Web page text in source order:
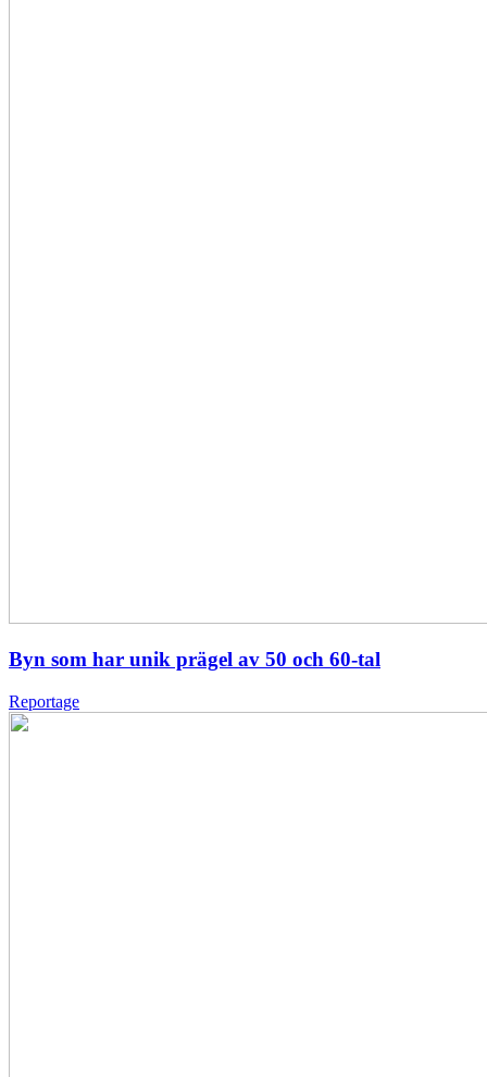
Byn som har unik prägel av 50 och 60-tal
Reportage